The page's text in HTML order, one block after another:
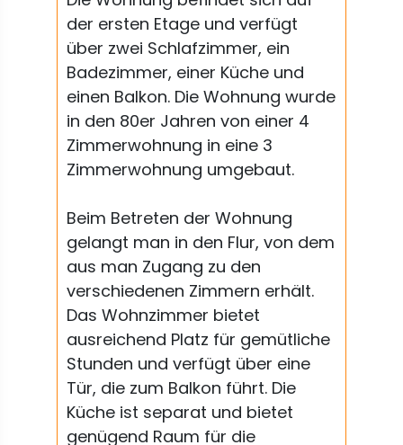
der ersten Etage und verfügt
über zwei Schlafzimmer, ein
Badezimmer, einer Küche und
einen Balkon. Die Wohnung wurde
in den 80er Jahren von einer 4
Zimmerwohnung in eine 3
Zimmerwohnung umgebaut.
Beim Betreten der Wohnung
gelangt man in den Flur, von dem
aus man Zugang zu den
verschiedenen Zimmern erhält.
Das Wohnzimmer bietet
ausreichend Platz für gemütliche
Stunden und verfügt über eine
Tür, die zum Balkon führt. Die
Küche ist separat und bietet
genügend Raum für die